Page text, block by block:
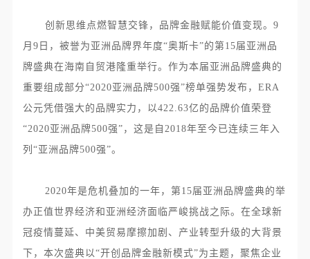
创新思维点燃智慧交锋，品牌金融赋能价值变现。 9
月 9 日，被誉为亚洲品牌界年度“奥斯卡”的第 15届亚洲品
牌盛典在海南自贸港隆重举行。作为本届亚洲品牌盛典的
重要组成部分“2020亚洲品牌500强”榜单强势发布， ERA
公元凭借强大的品牌实力，以422.63亿的品牌价值荣登
“2020亚洲品牌500强”，这是自 2018年至今已连续三年入
列“亚洲品牌500强”。
2020年是危机叠加的一年，第 15届亚洲品牌盛典的举
办正值世界经济和亚洲经济面临严峻挑战之际。在全球新
冠疫情蔓延、中美贸易摩擦加剧、产业转型升级的大背景
下，本次盛典以“开创品牌金融新模式”为主题，聚焦企业